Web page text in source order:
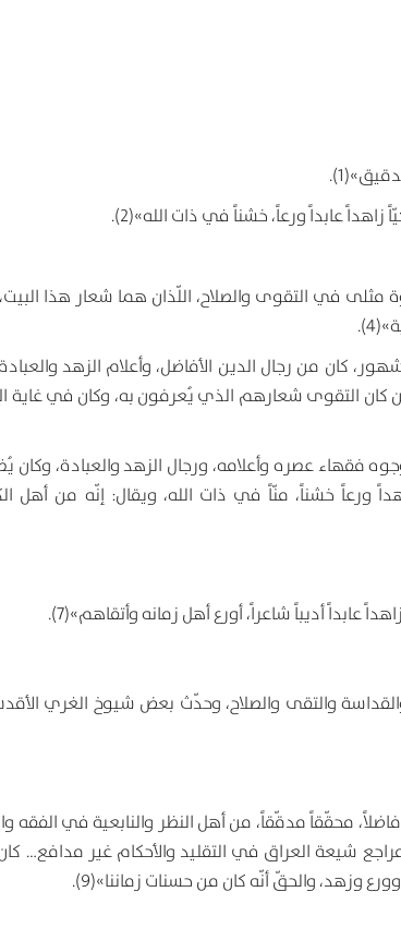
في التقوى والصلاح، اللّذان هما شعار هذا
كان من رجال الدين الأفاضل، وأعلام الزهد
كان التقوى شعارهم الذي يُعرفون به، وكان في غاية
فقهاء عصره وأعلامه، ورجال الزهد والعبادة، وكان
ورعاً خشناً، منّاً في ذات الله، ويقال: إنّه من أهل
عابداً أديباً شاعراً، أورع أهل زمانه وأتقاهم»(7).
والتقى والصلاح، وحدّث بعض شيوخ الغري
محقّقاً مدقّقاً، من أهل النظر والنابعية في الفقه
ومراجع شيعة العراق في التقليد والأحكام غير مدافع…
وزهد، والحقّ أنّه كان من حسنات زماننا»(9).